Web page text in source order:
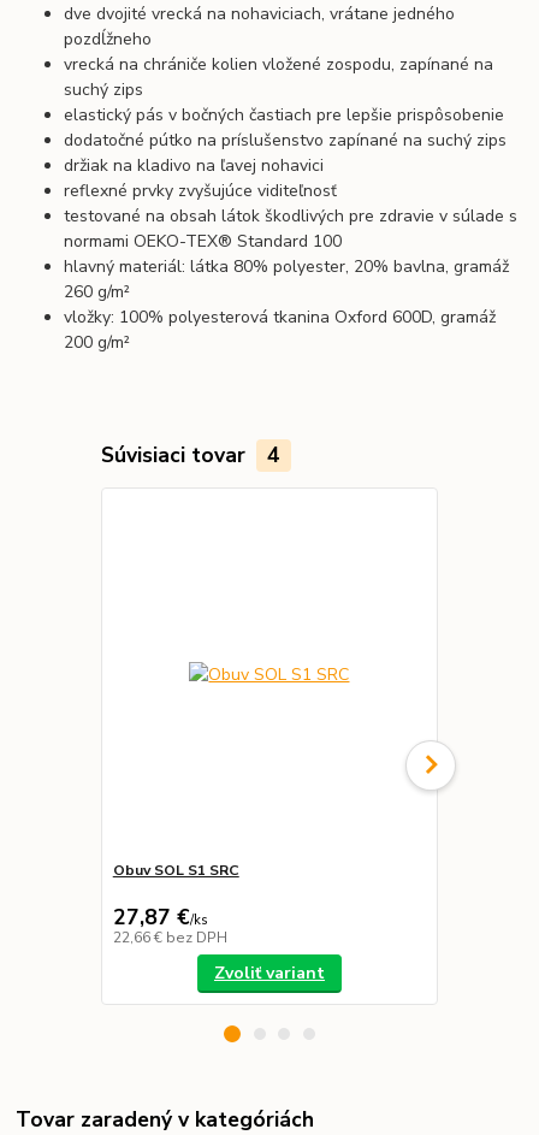
dve dvojité vrecká na nohaviciach, vrátane jedného
pozdĺžneho
vrecká na chrániče kolien vložené zospodu, zapínané na
suchý zips
elastický pás v bočných častiach pre lepšie prispôsobenie
dodatočné pútko na príslušenstvo zapínané na suchý zips
držiak na kladivo na ľavej nohavici
reflexné prvky zvyšujúce viditeľnosť
testované na obsah látok škodlivých pre zdravie v súlade s
normami OEKO-TEX® Standard 100
hlavný materiál: látka 80% polyester, 20% bavlna, gramáž
260 g/m²
vložky: 100% polyesterová tkanina Oxford 600D, gramáž
200 g/m²
Súvisiaci tovar 4
Obuv SOL S1 SRC
27,87 €/ks
22,66 € bez DPH
Zvoliť variant
Tovar zaradený v kategóriách